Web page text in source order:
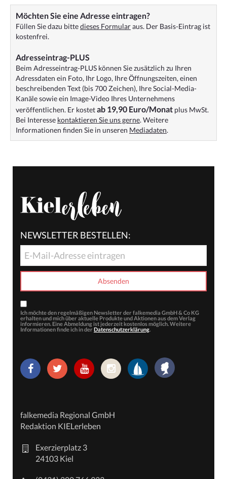
Möchten Sie eine Adresse eintragen?
Füllen Sie dazu bittedieses Formularaus. Der Basis-Eintrag ist
kostenfrei.
Adresseintrag-PLUS
Beim Adresseintrag-PLUS können Sie zusätzlich zu Ihren
Adressdaten ein Foto, Ihr Logo, Ihre Öffnungszeiten, einen
beschreibenden Text (bis 700 Zeichen), Ihre Social-Media-
Kanäle sowie ein Image-Video Ihres Unternehmens
veröffentlichen. Er kostetab 19,90 Euro/Monat plus MwSt.
Bei Interesse kontaktieren Sie uns gerne. Weitere
Informationen finden Sie in unseren Mediadaten.
NEWSLETTER BESTELLEN:
Ich möchte den regelmäßigen Newsletter der falkemedia GmbH & Co KG
erhalten und mich über aktuelle Produkte und Aktionen aus dem Verlag
informieren. Eine Abmeldung ist jederzeit kostenlos möglich. Weitere
Informationen finde ich in der Datenschutzerklärung.
falkemedia Regional GmbH
Redaktion KIELerleben
Exerzierplatz 3
24103 Kiel